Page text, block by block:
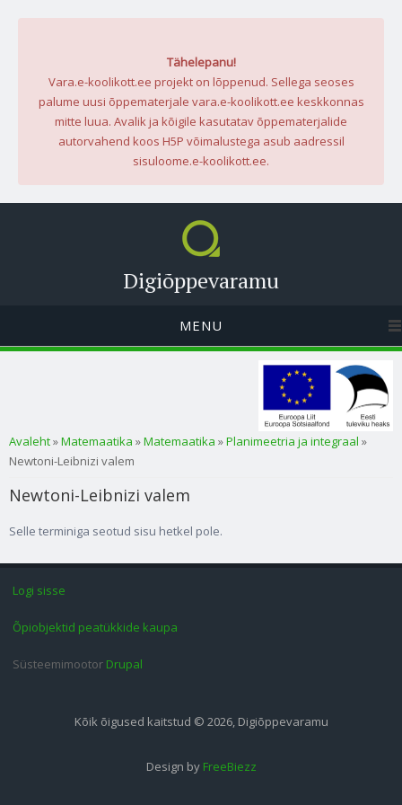
Tähelepanu!
Vara.e-koolikott.ee projekt on lõppenud. Sellega seoses
palume uusi õppematerjale vara.e-koolikott.ee keskkonnas
mitte luua. Avalik ja kõigile kasutatav õppematerjalide
autorvahend koos H5P võimalustega asub aadressil
sisuloome.e-koolikott.ee.
Digiõppevaramu
MENU
Sa oled siin
Avaleht»Matemaatika »Matemaatika »Planimeetria ja integraal »
Newtoni-Leibnizi valem
Newtoni-Leibnizi valem
Selle terminiga seotud sisu hetkel pole.
Logi sisse
Õpiobjektid peatükkide kaupa
Süsteemimootor Drupal
Kõik õigused kaitstud © 2026, Digiõppevaramu
Design by FreeBiezz